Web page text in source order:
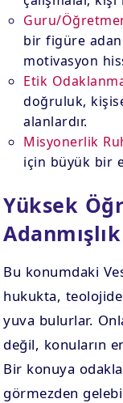
Guru/
bir figüre
motivasyon
Etik
doğruluk,
alanlardır.
Misyonerlik
için büyük bir
Yüksek
Adanmışlık
Bu konumdaki
hukukta,
yuva bulurlar.
değil, konuların
Bir konuya
görmezden